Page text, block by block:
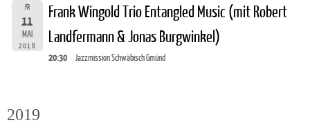
FR
11
MAI
2018
Frank Wingold Trio Entangled Music (mit Robert
Landfermann & Jonas Burgwinkel)
20:30 Jazzmission Schwäbisch Gmünd
2019